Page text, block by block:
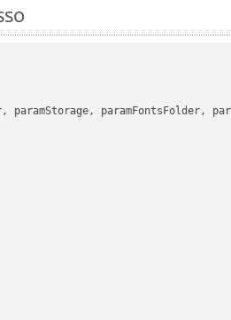
paramStorage, paramFontsFolder,